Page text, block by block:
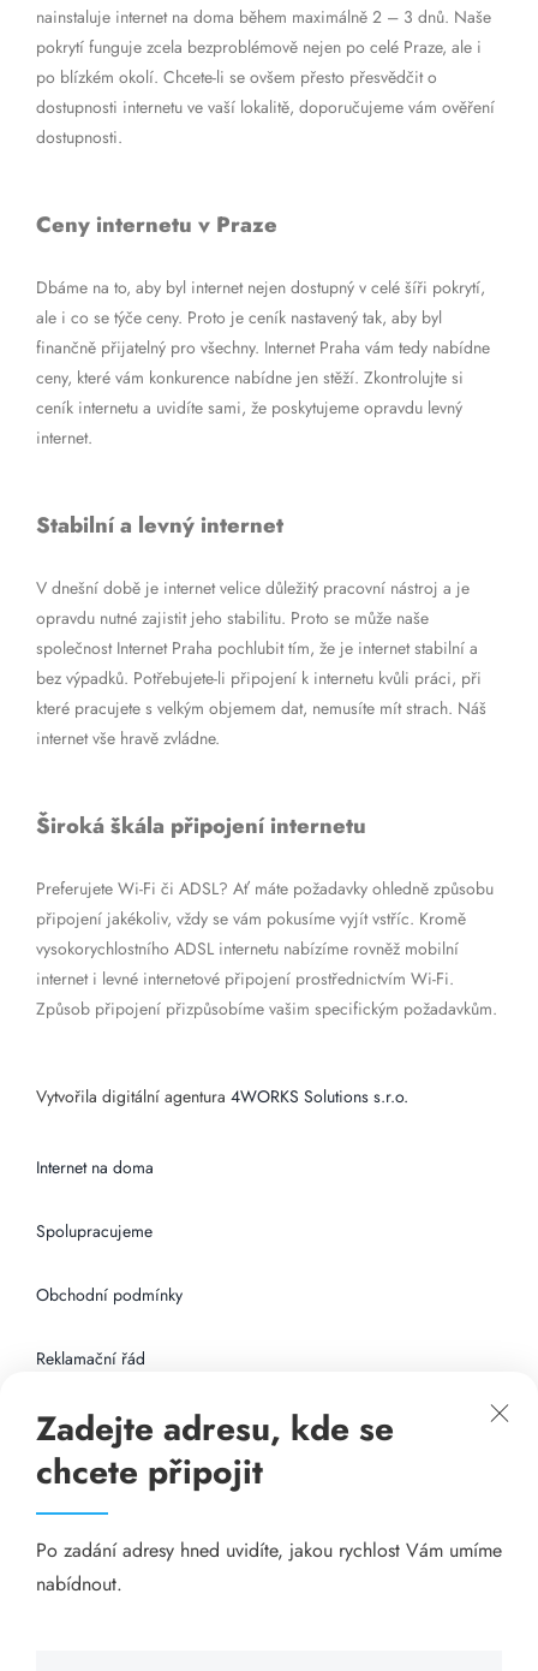
nainstaluje internet na doma během maximálně 2 – 3 dnů. Naše
pokrytí funguje zcela bezproblémově nejen po celé Praze, ale i
po blízkém okolí. Chcete-li se ovšem přesto přesvědčit o
dostupnosti internetu ve vaší lokalitě, doporučujeme vám ověření
dostupnosti.
Ceny internetu v Praze
Dbáme na to, aby byl internet nejen dostupný v celé šíři pokrytí,
ale i co se týče ceny. Proto je ceník nastavený tak, aby byl
finančně přijatelný pro všechny. Internet Praha vám tedy nabídne
ceny, které vám konkurence nabídne jen stěží. Zkontrolujte si
ceník internetu a uvidíte sami, že poskytujeme opravdu levný
internet.
Stabilní a levný internet
V dnešní době je internet velice důležitý pracovní nástroj a je
opravdu nutné zajistit jeho stabilitu. Proto se může naše
společnost Internet Praha pochlubit tím, že je internet stabilní a
bez výpadků. Potřebujete-li připojení k internetu kvůli práci, při
které pracujete s velkým objemem dat, nemusíte mít strach. Náš
internet vše hravě zvládne.
Široká škála připojení internetu
Preferujete Wi-Fi či ADSL? Ať máte požadavky ohledně způsobu
připojení jakékoliv, vždy se vám pokusíme vyjít vstříc. Kromě
vysokorychlostního ADSL internetu nabízíme rovněž mobilní
internet i levné internetové připojení prostřednictvím Wi-Fi.
Způsob připojení přizpůsobíme vašim specifickým požadavkům.
Vytvořila digitální agentura 4WORKS Solutions s.r.o.
Internet na doma
Spolupracujeme
Obchodní podmínky
Reklamační řád
Připojení k internetu
Odkazy
Katalog A-seznam.cz
Zadejte adresu, kde se
chcete připojit
Po zadání adresy hned uvidíte, jakou rychlost Vám umíme
nabídnout.